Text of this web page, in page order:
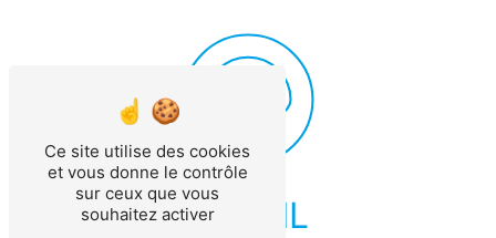
E-MAIL
Ce site utilise des cookies
et vous donne le contrôle
sur ceux que vous
souhaitez activer